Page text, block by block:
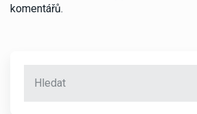
komentářů.